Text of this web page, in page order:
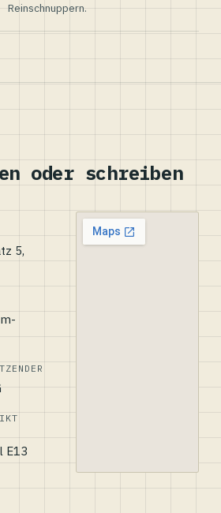
Reinschnuppern.
oder schreiben
5,
E13